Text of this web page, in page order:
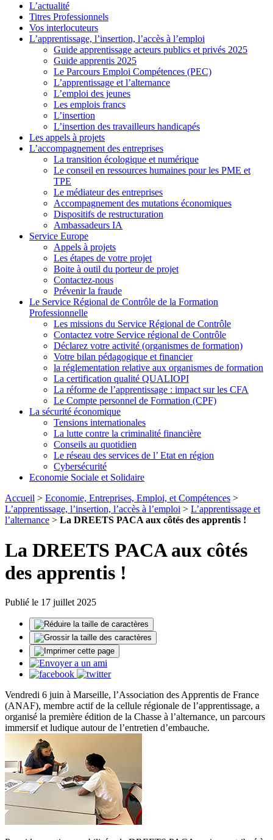
L’actualité
Titres Professionnels
Vos interlocuteurs
L’apprentissage, l’insertion, l’accès à l’emploi
Guide apprentissage acteurs publics et privés 2025
Guide apprentis 2025
Le Parcours Emploi Compétences (PEC)
L’apprentissage et l’alternance
L’emploi des jeunes
Les emplois francs
L’insertion
L’insertion des travailleurs handicapés
Les appels à projets
L’accompagnement des entreprises
La transition écologique et numérique
Le conseil en ressources humaines pour les PME et
TPE
Le médiateur des entreprises
Accompagnement des mutations économiques
Dispositifs de restructuration
Ambassadeurs IA
Service Europe
Appels à projets
Les étapes de votre projet
Boite à outil du porteur de projet
Contactez-nous
Prévenir la fraude
Le Service Régional de Contrôle de la Formation
Professionnelle
Les missions du Service Régional de Contrôle
Contactez votre Service régional de Contrôle
Déclarez votre activité (organismes de formation)
Votre bilan pédagogique et financier
la réglementation relative aux organismes de formation
La certification qualité QUALIOPI
La réforme de l’apprentissage : impact sur les CFA
Le Compte personnel de Formation (CPF)
La sécurité économique
Tensions internationales
La lutte contre la criminalité financière
Conseils au quotidien
Le réseau des services de l’ Etat en région
Cybersécurité
Economie Sociale et Solidaire
Accueil > Economie, Entreprises, Emploi, et Compétences >
L’apprentissage, l’insertion, l’accès à l’emploi > L’apprentissage et
l’alternance > La DREETS PACA aux côtés des apprentis !
La DREETS PACA aux côtés
des apprentis !
Publié le 17 juillet 2025
Vendredi 6 juin à Marseille, l’Association des Apprentis de France
(ANAF), membre actif de la cellule régionale de l’apprentissage, a
organisé la première édition de la Chasse à l’alternance, un parcours
immersif et ludique autour de l’entretien d’embauche.